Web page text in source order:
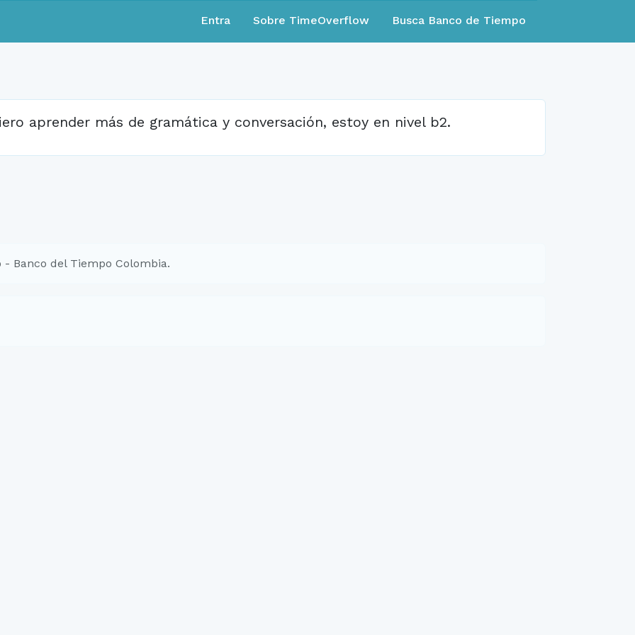
Entra Sobre TimeOverflow Busca Banco de Tiempo
aprender más de gramática y conversación, estoy en nivel b2.
Banco del Tiempo Colombia.